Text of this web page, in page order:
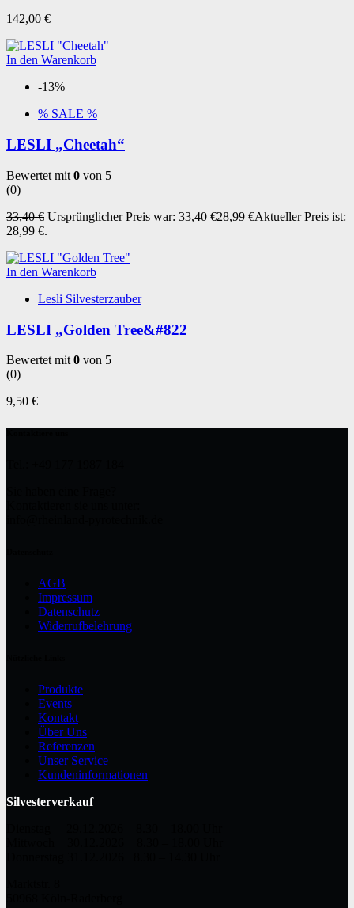
142,00 €
In den Warenkorb
-13%
% SALE %
LESLI „Cheetah“
Bewertet mit 0 von 5
(0)
33,40€ Ursprünglicher Preis war: 33,40 €28,99 €Aktueller Preis ist:
28,99 €.
In den Warenkorb
Lesli Silvesterzauber
LESLI „Golden Tree&#822
Bewertet mit 0 von 5
(0)
9,50 €
AGB
Impressum
Datenschutz
Widerrufbelehrung
Produkte
Events
Kontakt
Über Uns
Referenzen
Unser Service
Kundeninformationen
Silvesterverkauf